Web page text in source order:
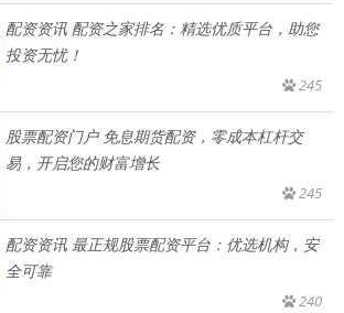
配资资讯 配资之家排名：精选优质平台，助您
投资无忧！
245
股票配资门户 免息期货配资，零成本杠杆交
易，开启您的财富增长
245
配资资讯 最正规股票配资平台：优选机构，安
全可靠
240